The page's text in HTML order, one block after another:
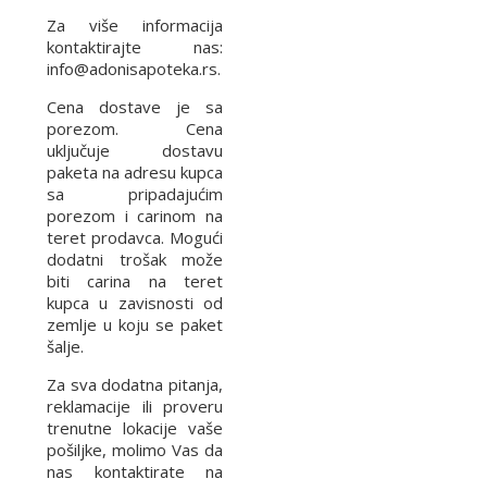
Za više informacija
kontaktirajte nas:
info@adonisapoteka.rs.
Cena dostave je sa
porezom. Cena
uključuje dostavu
paketa na adresu kupca
sa pripadajućim
porezom i carinom na
teret prodavca. Mogući
dodatni trošak može
biti carina na teret
kupca u zavisnosti od
zemlje u koju se paket
šalje.
Za sva dodatna pitanja,
reklamacije ili proveru
trenutne lokacije vaše
pošiljke, molimo Vas da
nas kontaktirate na